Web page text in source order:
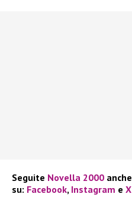
Seguite Novella 2000 anche
su: Facebook, Instagram e X